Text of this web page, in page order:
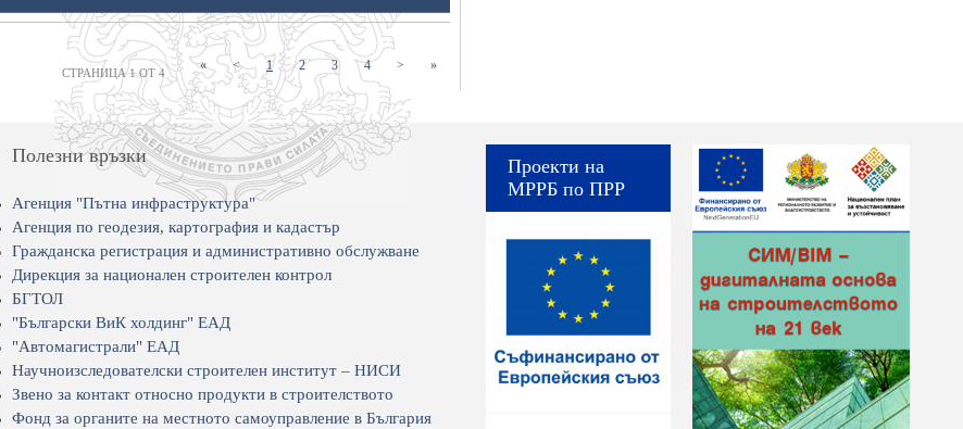
« < 1(current)
2(current)
3(current)
4(current)
> »
СТРАНИЦА 1 ОТ 4
Полезни връзки
Агенция "Пътна инфраструктура"
Агенция по геодезия, картография и кадастър
Гражданска регистрация и административно обслужване
Дирекция за национален строителен контрол
БГТОЛ
"Български ВиК холдинг" ЕАД
"Автомагистрали" ЕАД
Научноизследователски строителен институт – НИСИ
Звено за контакт относно продукти в строителството
Фонд за органите на местното самоуправление в България
Проекти на
МРРБ по ПРР